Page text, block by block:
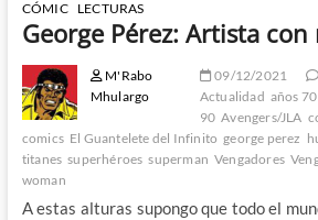
CÓMIC LECTURAS
George Pérez: Artista con
M'Rabo
Mhulargo
09/12/2021
Actualidad años 70
90 Avengers/JLA
comics El Guantelete del Infinito george perez
titanes superhéroes superman Vengadores
woman
A estas alturas supongo que todo el